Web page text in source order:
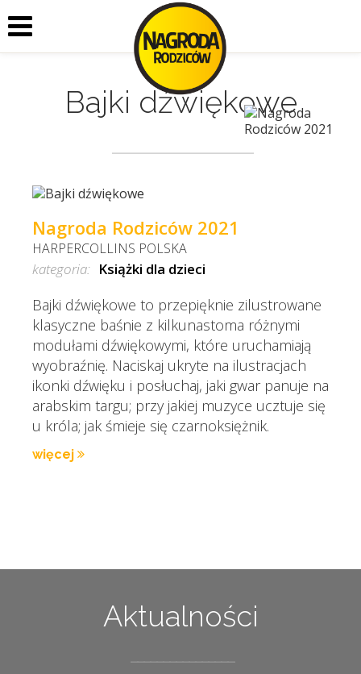
Bajki dźwiękowe
Nagroda Rodziców 2021
HARPERCOLLINS POLSKA
kategoria: Książki dla dzieci
Bajki dźwiękowe to przepięknie zilustrowane
klasyczne baśnie z kilkunastoma różnymi
modułami dźwiękowymi, które uruchamiają
wyobraźnię. Naciskaj ukryte na ilustracjach
ikonki dźwięku i posłuchaj, jaki gwar panuje na
arabskim targu; przy jakiej muzyce ucztuje się
u króla; jak śmieje się czarnoksiężnik.
więcej
Aktualności